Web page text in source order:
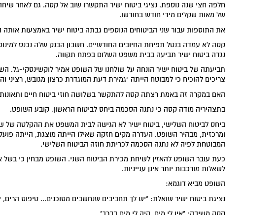
חלפה חצי שנה נוספת. נציגי ביטוח ישיר התקשרו שוב אל קסה. גם לאחר
של מאות שקלים מידי חודש בחודשו.
את התוספות עבור שני הביטוחים הנוספים גבתה ביטוח ישיר באמצעות
קסה לא עמדה בנטל תפיחת החיובים החודשיים. חשבון הבנק שלה נכנס
נגדה ביטוח ישיר תביעה בבית משפט השלום בפתח תקווה.
תביעתה של ביטוח ישיר הונחה על שולחנו של השופט אמיר לוקשינסקי-גל.
צריכים להוכיח כי למבוטח הייתה "גמירת דעת המוגדרת כרצון מגובש, רציני
האם במקרה זה באמת רצתה קסה להתקשר בשלושה חוזי ביטוח חיים
בתצהיריה מודה קסה כי נתנה הסכמה ביחס לביטוח הראשון, קובע השופט.
ביחס לביטוח השלישי, ביטוח ישיר לא הגישה לבית המשפט את ההקלטה
ומרכזית, מבהיר השופט. העדרה מקים חזקה שאילו הייתה מוצגת, הייתה
המבוטחת לפיה לא נתנה הסכמה לכריתת חוזה הביטוח השלישי.
כעת עובר השופט להאזין לשיחת מכירת הביטוח השני. השופט מבחין כי
לשאלות מורכבות יותר אינן ענייניות.
השופט מביא דוגמא:
נציגת ביטוח ישיר שואלת: "יש לך תחביבים שנחשבים מסוכנים... טיפוס הרים,